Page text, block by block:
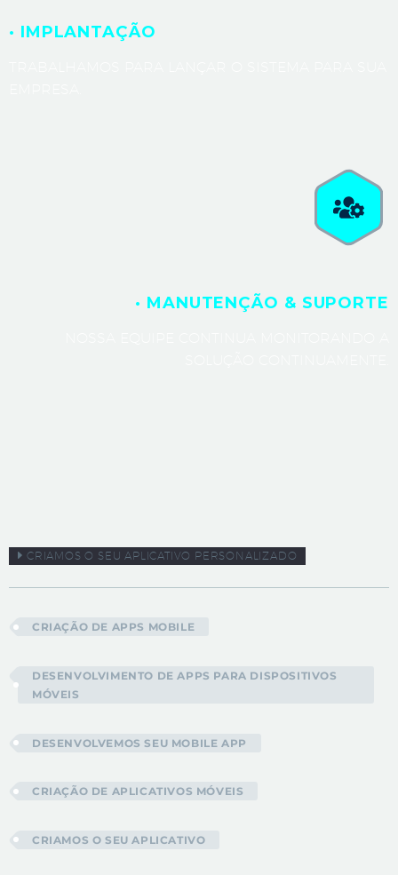
· IMPLANTAÇÃO
· MANUTENÇÃO & SUPORTE
CRIAMOS O SEU APLICATIVO PERSONALIZADO
CRIAÇÃO DE APPS MOBILE
DESENVOLVIMENTO DE APPS PARA DISPOSITIVOS
MÓVEIS
DESENVOLVEMOS SEU MOBILE APP
CRIAÇÃO DE APLICATIVOS MÓVEIS
CRIAMOS O SEU APLICATIVO